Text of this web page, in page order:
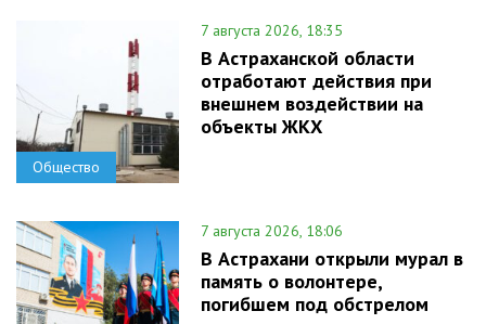
Общество
7 августа 2026, 18:35
В Астраханской области
отработают действия при
внешнем воздействии на
объекты ЖКХ
7 августа 2026, 18:06
В Астрахани открыли мурал в
память о волонтере,
погибшем под обстрелом